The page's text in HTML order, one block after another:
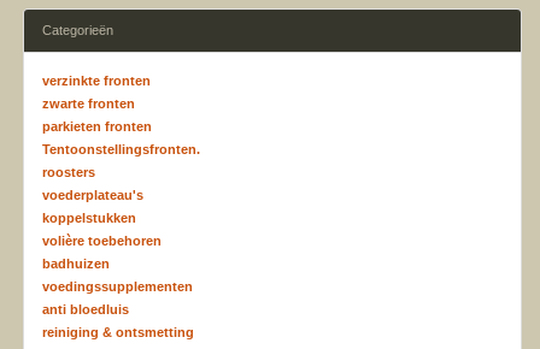
Categorieën
verzinkte fronten
zwarte fronten
parkieten fronten
Tentoonstellingsfronten.
roosters
voederplateau's
koppelstukken
volière toebehoren
badhuizen
voedingssupplementen
anti bloedluis
reiniging & ontsmetting